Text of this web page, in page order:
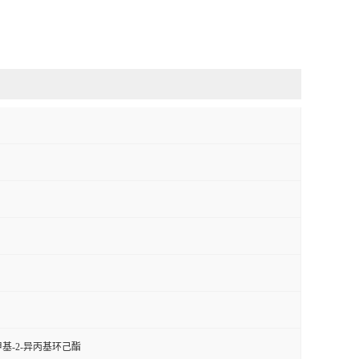
-2-异丙基环己酯